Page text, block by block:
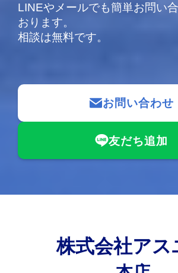
LINEやメールでも簡単お問い
おります。
相談は無料です。
お問い合わせ
友だち追加
株式会社アス